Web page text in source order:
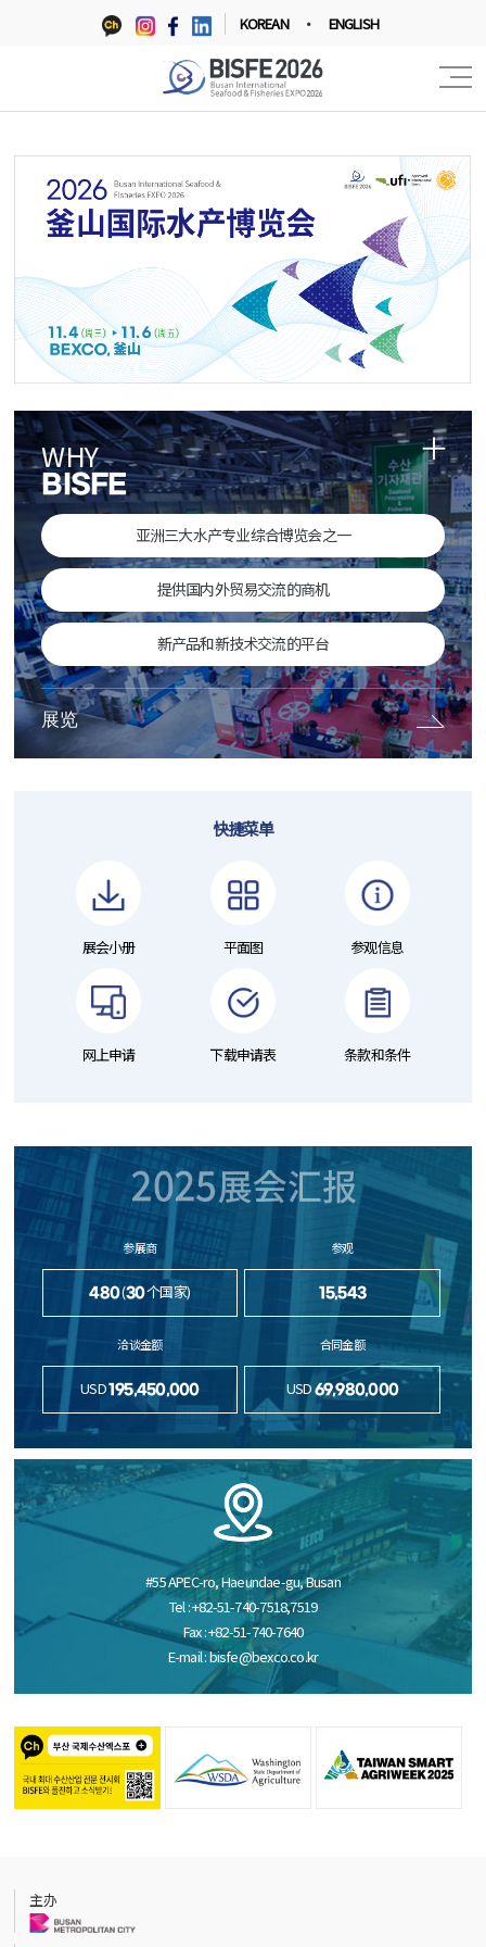
KOREAN ENGLISH
WHY
BISFE
亚洲三大水产专业综合博览会之一
提供国内外贸易交流的商机
新产品和新技术交流的平台
展览
快捷菜单
展会小册 平面图 参观信息
网上申请 下载申请表 条款和条件
参展商
480(30个国家)
洽谈金额
USD195,450,000
参观
15,543
合同金额
USD69,980,000
#55 APEC-ro, Haeundae-gu, Busan
Tel : +82-51-740-7518,7519
Fax : +82-51-740-7640
E-mail : bisfe@bexco.co.kr
主办